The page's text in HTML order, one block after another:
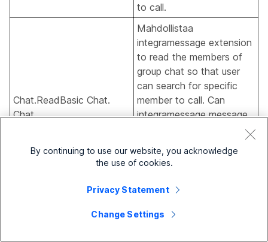
to call.
Chat.ReadBasic Chat.
Chat
Mahdollistaa
integramessage extension
to read the members of
group chat so that user
can search for specific
member to call. Can
integramessage message
chat so that user can
member to call.
integraservice lukea
By continuing to use our website, you acknowledge
the use of cookies.
Privacy Statement
Change Settings